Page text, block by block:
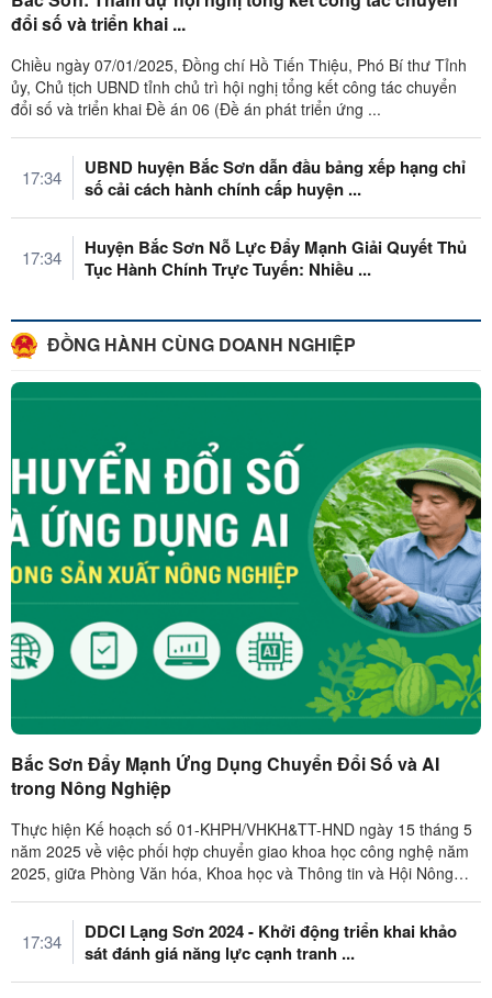
đổi số và triển khai ...
Chiều ngày 07/01/2025, Đồng chí Hồ Tiến Thiệu, Phó Bí thư Tỉnh
ủy, Chủ tịch UBND tỉnh chủ trì hội nghị tổng kết công tác chuyển
đổi số và triển khai Đề án 06 (Đề án phát triển ứng ...
17:34
UBND huyện Bắc Sơn dẫn đầu bảng xếp hạng chỉ
số cải cách hành chính cấp huyện ...
17:34
Huyện Bắc Sơn Nỗ Lực Đẩy Mạnh Giải Quyết Thủ
Tục Hành Chính Trực Tuyến: Nhiều ...
ĐỒNG HÀNH CÙNG DOANH NGHIỆP
Bắc Sơn Đẩy Mạnh Ứng Dụng Chuyển Đổi Số và AI
trong Nông Nghiệp
Thực hiện Kế hoạch số 01-KHPH/VHKH&TT-HND ngày 15 tháng 5
năm 2025 về việc phối hợp chuyển giao khoa học công nghệ năm
2025, giữa Phòng Văn hóa, Khoa học và Thông tin và Hội Nông
17:34
DDCI Lạng Sơn 2024 - Khởi động triển khai khảo
sát đánh giá năng lực cạnh tranh ...